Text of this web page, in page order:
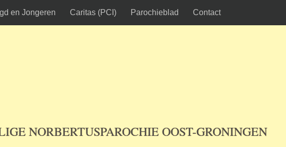
en Jongeren Caritas (PCI) Parochieblad Contact
NORBERTUSPAROCHIE OOST-GRONINGEN